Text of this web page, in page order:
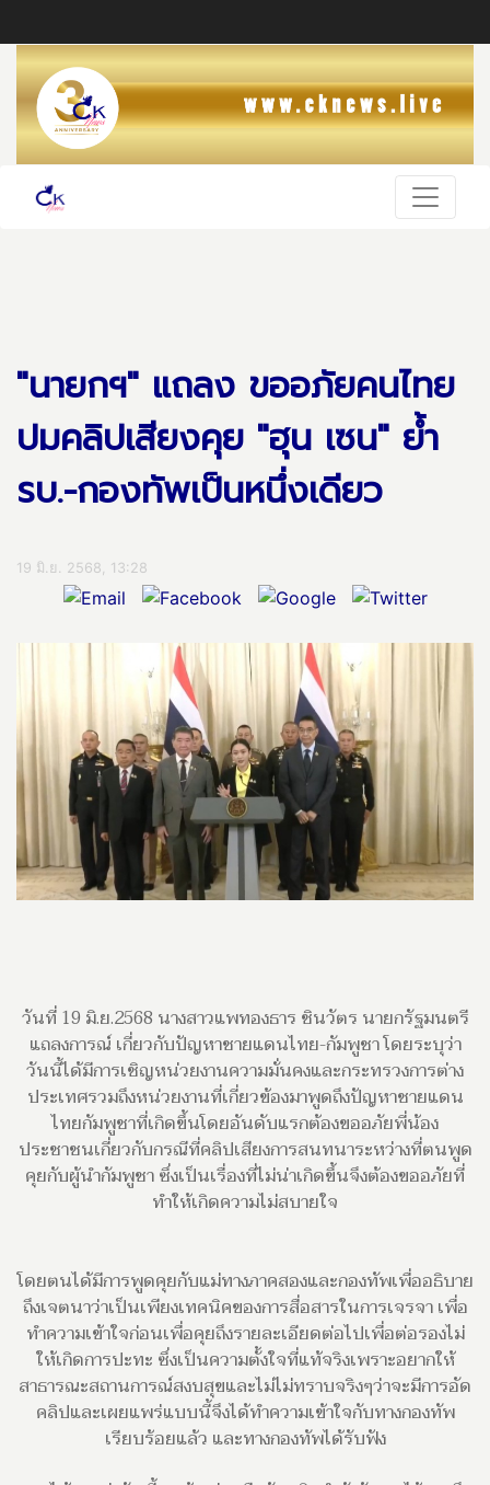
"นายกฯ" แถลง ขออภัยคนไทย
ปมคลิปเสียงคุย "ฮุน เซน" ย้ำ
รบ.-กองทัพเป็นหนึ่งเดียว
19 มิ.ย. 2568, 13:28
วันที่ 19 มิ.ย.2568 นางสาวแพทองธาร ชินวัตร นายกรัฐมนตรี
แถลงการณ์ เกี่ยวกับปัญหาชายแดนไทย-กัมพูชา โดยระบุว่า
วันนี้ได้มีการเชิญหน่วยงานความมั่นคงและกระทรวงการต่าง
ประเทศรวมถึงหน่วยงานที่เกี่ยวข้องมาพูดถึงปัญหาชายแดน
ไทยกัมพูชาที่เกิดขึ้นโดยอันดับแรกต้องขออภัยพี่น้อง
ประชาชนเกี่ยวกับกรณีที่คลิปเสียงการสนทนาระหว่างที่ตนพูด
คุยกับผู้นำกัมพูชา ซึ่งเป็นเรื่องที่ไม่น่าเกิดขึ้นจึงต้องขออภัยที่
ทำให้เกิดความไม่สบายใจ
โดยตนได้มีการพูดคุยกับแม่ทางภาคสองและกองทัพเพื่ออธิบาย
ถึงเจตนาว่าเป็นเพียงเทคนิคของการสื่อสารในการเจรจา เพื่อ
ทำความเข้าใจก่อนเพื่อคุยถึงรายละเอียดต่อไปเพื่อต่อรองไม่
ให้เกิดการปะทะ ซึ่งเป็นความตั้งใจที่แท้จริงเพราะอยากให้
สาธารณะสถานการณ์สงบสุขและไม่ไม่ทราบจริงๆว่าจะมีการอัด
คลิปและเผยแพร่แบบนี้จึงได้ทำความเข้าใจกับทางกองทัพ
เรียบร้อยแล้ว และทางกองทัพได้รับฟัง